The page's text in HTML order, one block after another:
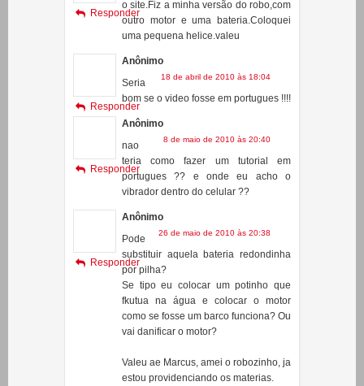
Anônimo
18 de abril de 2010 às 18:04
bom se o video fosse em portugues !!!!
Responder
teria como fazer um tutorial em
portugues ?? e onde eu acho o
vibrador dentro do celular ??
Responder
Anônimo
26 de maio de 2010 às 20:38
Pode
por pilha?
Se tipo eu colocar um potinho que
como se fosse um barco funciona? Ou
vai danificar o motor?
Valeu ae Marcus, amei o robozinho, ja
Responder
26 de maio de 2010 às 21:44
pode